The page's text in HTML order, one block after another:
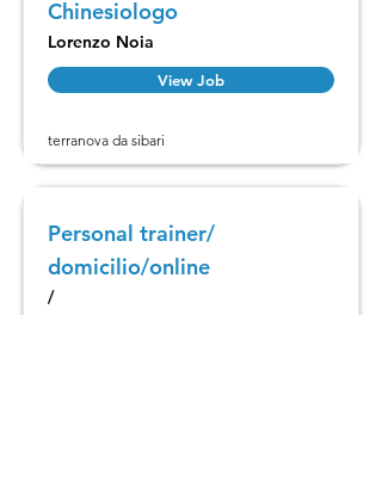
Chinesiologo
Lorenzo Noia
View Job
terranova da sibari
Personal trainer/
domicilio/online
/